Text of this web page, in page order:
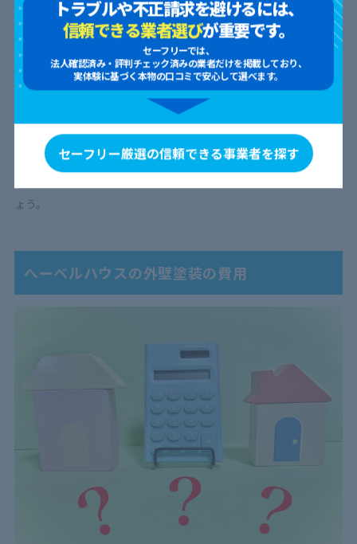
の打ち替え、バルコニーの防水工事など、他のメンテナンスもま
とめて依頼することができます。
別々に依頼すると足場代などが2倍必要になるため、効率的かつ
コストパフォーマンスを優先させたいなら、一気に必要箇所のメ
ンテナンスを済ませてしまうのもひとつの手です。
特にヘーベルハウスで建てた家なら扱いにも慣れていますので、
ょう。
へーベルハウスの外壁塗装の費用
トラブルや不正請求を避けるには、
信頼できる業者選びが重要です。
セーフリーでは、
法人確認済み・評判チェック済みの業者だけを掲載しており、
実体験に基づく本物の口コミで安心して選べます。
セーフリー厳選の信頼できる事業者を探す